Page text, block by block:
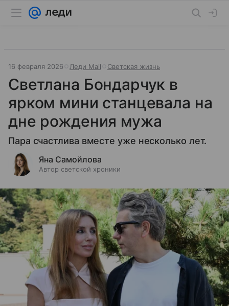
16 февраля 2026 Леди Mail Светская жизнь
Светлана Бондарчук в
ярком мини станцевала на
дне рождения мужа
Пара счастлива вместе уже несколько лет.
Яна Самойлова
Автор светской хроники